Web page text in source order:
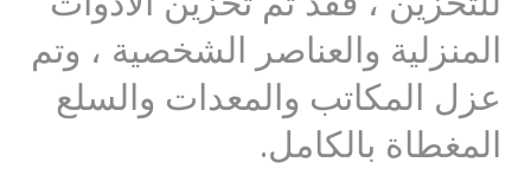
المنزلية والعناصر الشخصية ، وتم
عزل المكاتب والمعدات والسلع
المغطاة بالكامل.